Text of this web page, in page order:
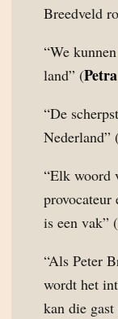
Breedveld
“We
land” (
“De
Nederland”
“Elk woord
provocateur
is een vak” (
“Als Peter
wordt het
kan die